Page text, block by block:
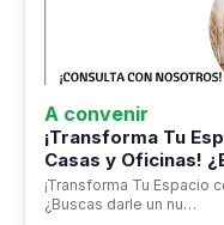
A convenir
¡Transforma Tu
Casas y Oficinas!
¡Transforma Tu Espacio
¿Buscas darle un nu…